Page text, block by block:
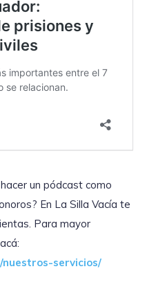
un pódcast como
En La Silla Vacía te
Para mayor
servicios/